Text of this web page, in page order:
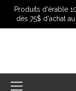
Produits d'érable
dès 75$ d'achat